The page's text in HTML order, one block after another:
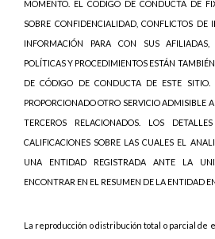
MOMENTO. EL CÓDIGO DE CONDUCTA DE
SOBRE CONFIDENCIALIDAD, CONFLICTOS DE
INFORMACIÓN PARA CON SUS
POLÍTICAS Y PROCEDIMIENTOS ESTÁN
DE CÓDIGO DE CONDUCTA DE ESTE SITIO.
PROPORCIONADO OTRO SERVICIO ADMISIBLE
TERCEROS RELACIONADOS. LOS
CALIFICACIONES SOBRE LAS CUALES EL
UNA ENTIDAD REGISTRADA ANTE LA
ENCONTRAR EN EL RESUMEN DE LA ENTIDAD
La reproducción o distribución total o parcial de